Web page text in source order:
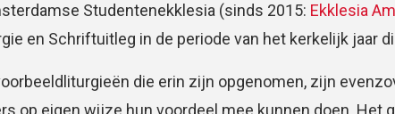
Studentenekklesia (sinds 2015: Ekklesia
en Schriftuitleg in de periode van het kerkelijk jaar
die erin zijn opgenomen, zijn
op eigen wijze hun voordeel mee kunnen doen. Het